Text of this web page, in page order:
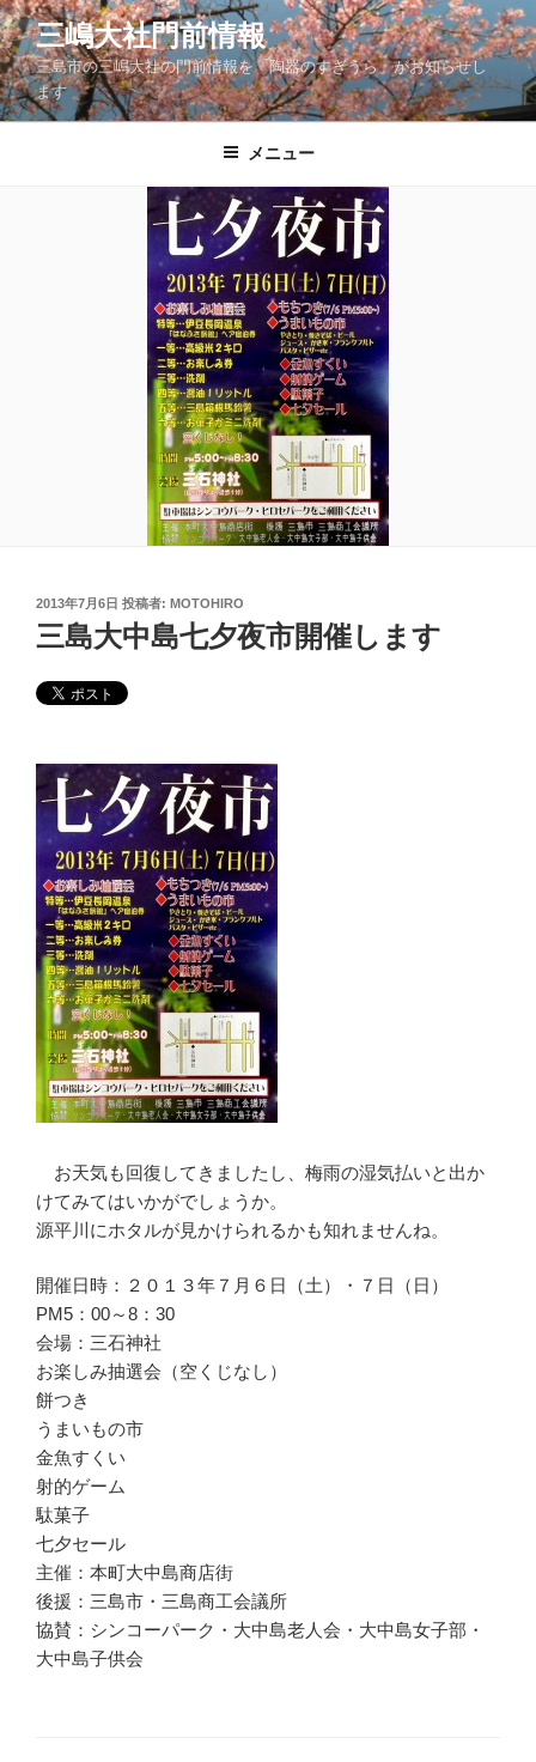
コ
ン
テ
ン
ツ
三嶋大社門前情報
三島市の三嶋大社の門前情報を「陶器のすぎうら」がお知らせし
ます
メニュー
投
稿
日:
2013年7月6日 投稿者: MOTOHIRO
三島大中島七夕夜市開催します
お天気も回復してきましたし、梅雨の湿気払いと出か
けてみてはいかがでしょうか。
源平川にホタルが見かけられるかも知れませんね。
開催日時：２０１３年７月６日（土）・７日（日）
PM5：00～8：30
会場：三石神社
お楽しみ抽選会（空くじなし）
餅つき
うまいもの市
金魚すくい
射的ゲーム
駄菓子
七夕セール
主催：本町大中島商店街
後援：三島市・三島商工会議所
協賛：シンコーパーク・大中島老人会・大中島女子部・
大中島子供会